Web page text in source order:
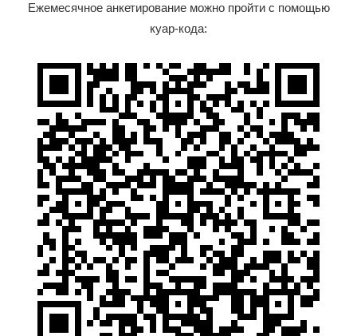
Ежемесячное анкетирование можно пройти с помощью
куар-кода: